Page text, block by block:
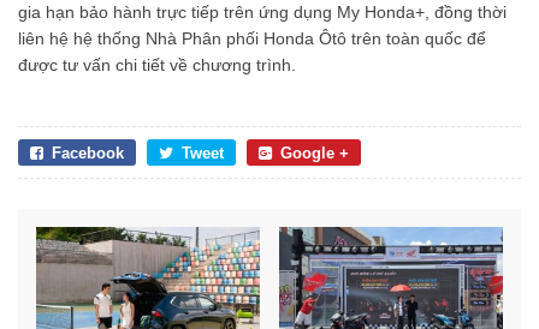
gia hạn bảo hành trực tiếp trên ứng dụng My Honda+, đồng thời
liên hệ hệ thống Nhà Phân phối Honda Ôtô trên toàn quốc để
được tư vấn chi tiết về chương trình.
Facebook Tweet Google +